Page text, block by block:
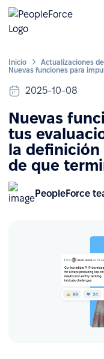
Inicio
Actualizaciones
2025-10-08
Nuevas
tus
la definición
de que
PeopleForce